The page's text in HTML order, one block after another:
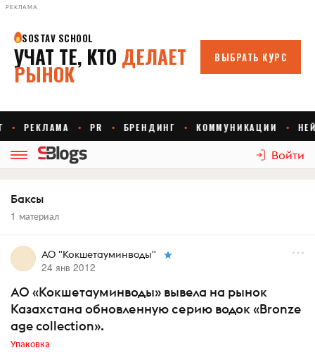
РЕКЛАМА
Войти
Баксы
1 материал
АО "Кокшетауминводы"
24 янв 2012
АО «Кокшетауминводы» вывела на рынок
Казахстана обновленную серию водок «Bronze
age collection».
Упаковка